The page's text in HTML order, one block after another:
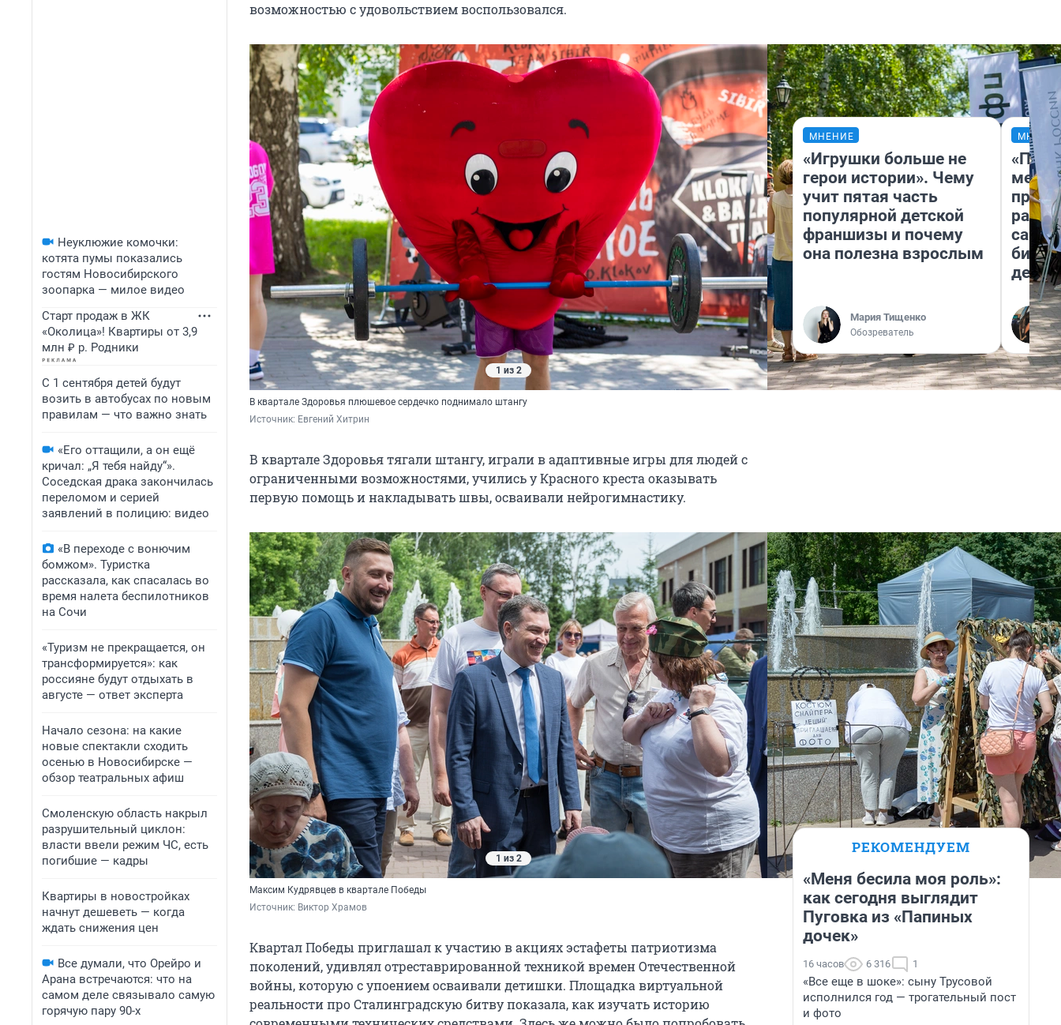
Неуклюжие комочки:
котята пумы показались
гостям Новосибирского
зоопарка — милое видео
Старт продаж в ЖК
«Околица»! Квартиры от 3,9
млн ₽ р. Родники
С 1 сентября детей будут
возить в автобусах по новым
правилам — что важно знать
«Его оттащили, а он ещё
кричал: „Я тебя найду“».
Соседская драка закончилась
переломом и серией
заявлений в полицию: видео
«В переходе с вонючим
бомжом». Туристка
рассказала, как спасалась во
время налета беспилотников
на Сочи
«Туризм не прекращается, он
трансформируется»: как
россияне будут отдыхать в
августе — ответ эксперта
Начало сезона: на какие
новые спектакли сходить
осенью в Новосибирске —
обзор театральных афиш
Смоленскую область накрыл
разрушительный циклон:
власти ввели режим ЧС, есть
погибшие — кадры
Квартиры в новостройках
начнут дешеветь — когда
ждать снижения цен
Все думали, что Орейро и
Арана встречаются: что на
самом деле связывало самую
горячую пару 90-х
возможностью с удовольствием воспользовался.
1 из 2
В квартале Здоровья плюшевое сердечко поднимало штангу
Источник: Евгений Хитрин
В квартале Здоровья тягали штангу, играли в адаптивные игры для людей с
ограниченными возможностями, учились у Красного креста оказывать
первую помощь и накладывать швы, осваивали нейрогимнастику.
1 из 2
Максим Кудрявцев в квартале Победы
Источник: Виктор Храмов
Квартал Победы приглашал к участию в акциях эстафеты патриотизма
поколений, удивлял отреставрированной техникой времен Отечественной
войны, которую с упоением осваивали детишки. Площадка виртуальной
реальности про Сталинградскую битву показала, как изучать историю
МНЕНИЕ
«Игрушки больше не
герои истории». Чему
учит пятая часть
популярной детской
франшизы и почему
она полезна взрослым
Мария Тищенко
Обозреватель
РЕКОМЕНДУЕМ
«Меня бесила моя роль»:
как сегодня выглядит
Пуговка из «Папиных
дочек»
16 часов 6 316 1
«Все еще в шоке»: сыну Трусовой
исполнился год — трогательный пост
и фото